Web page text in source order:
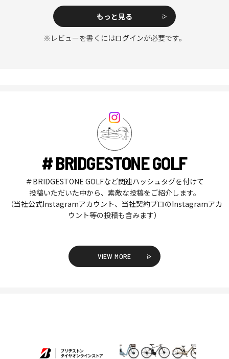
もっと見る
※レビューを書くにはログインが必要です。
# BRIDGESTONE GOLF
＃BRIDGESTONE GOLFなど関連ハッシュタグを付けて
投稿いただいた中から、素敵な投稿をご紹介します。
（当社公式Instagramアカウント、当社契約プロのInstagramアカ
ウント等の投稿も含みます）
VIEW MORE